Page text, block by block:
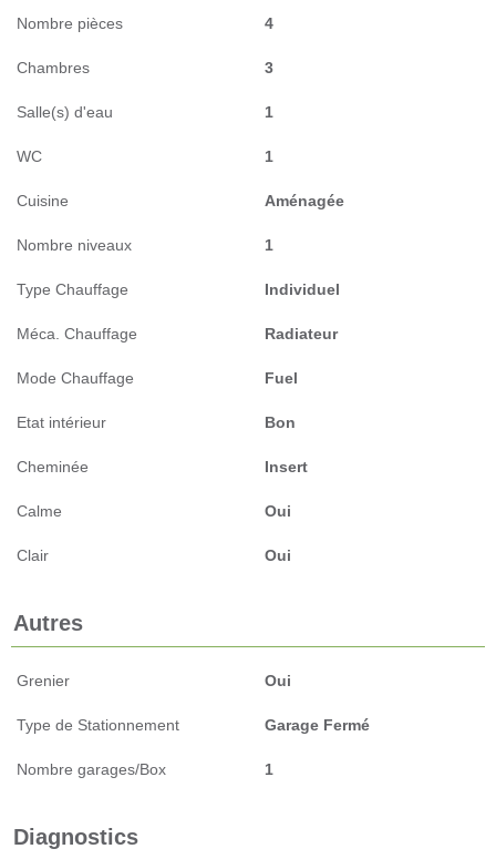
Nombre pièces 4
Chambres 3
Salle(s) d'eau 1
WC 1
Cuisine Aménagée
Nombre niveaux 1
Type Chauffage Individuel
Méca. Chauffage Radiateur
Mode Chauffage Fuel
Etat intérieur Bon
Cheminée Insert
Calme Oui
Clair Oui
Autres
Grenier Oui
Type de Stationnement Garage Fermé
Nombre garages/Box 1
Diagnostics